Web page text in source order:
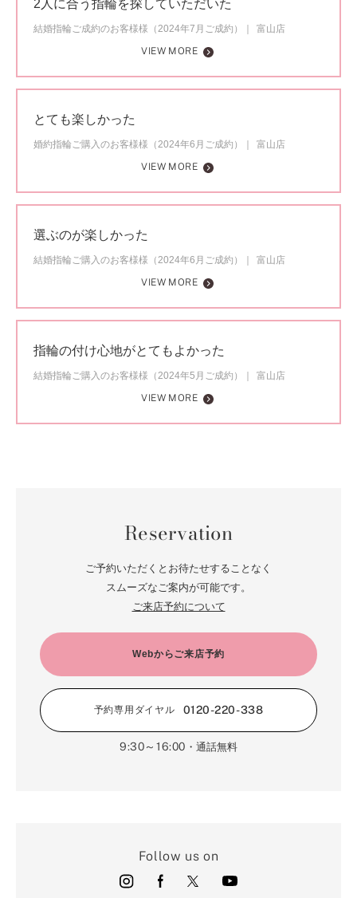
2人に合う指輪を探していただいた
結婚指輪ご成約のお客様様（2024年7月ご成約）
富山店
VIEW MORE
とても楽しかった
婚約指輪ご購入のお客様様（2024年6月ご成約）
富山店
VIEW MORE
選ぶのが楽しかった
結婚指輪ご購入のお客様様（2024年6月ご成約）
富山店
VIEW MORE
指輪の付け心地がとてもよかった
結婚指輪ご購入のお客様様（2024年5月ご成約）
富山店
VIEW MORE
Reservation
ご予約いただくとお待たせすることなく
スムーズなご案内が可能です。
ご来店予約について
Webからご来店予約
予約専用ダイヤル 0120-220-338
9:30～16:00 ・通話無料
Follow us on